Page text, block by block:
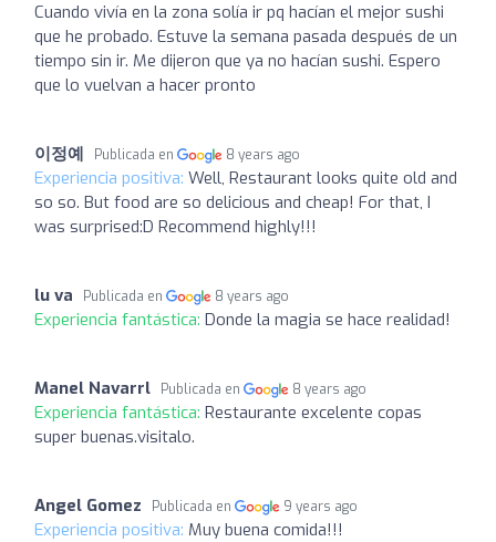
Cuando vivía en la zona solía ir pq hacían el mejor sushi
que he probado. Estuve la semana pasada después de un
tiempo sin ir. Me dijeron que ya no hacían sushi. Espero
que lo vuelvan a hacer pronto
이정예 Publicada en 8 years ago
Experiencia positiva: Well, Restaurant looks quite old and
so so. But food are so delicious and cheap! For that, I
was surprised:D Recommend highly!!!
lu va Publicada en 8 years ago
Experiencia fantástica: Donde la magia se hace realidad!
Manel Navarrl Publicada en 8 years ago
Experiencia fantástica: Restaurante excelente copas
super buenas.visitalo.
Angel Gomez Publicada en 9 years ago
Experiencia positiva: Muy buena comida!!!